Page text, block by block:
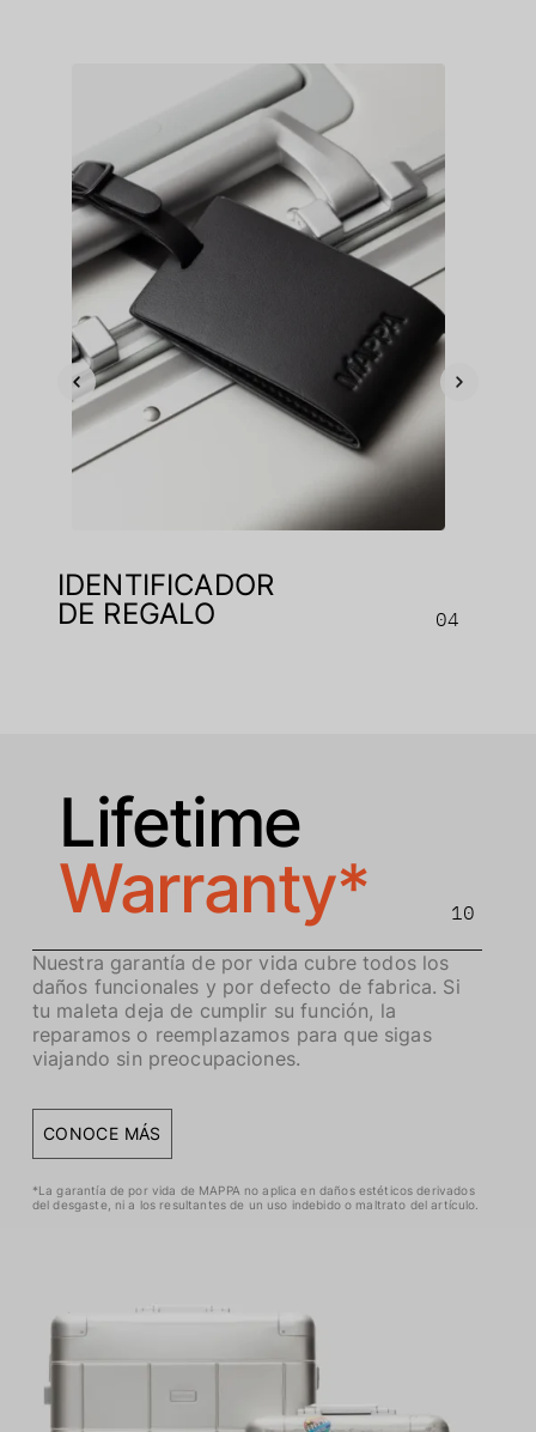
IDENTIFICADOR
DE REGALO
04
Lifetime
Warranty*
10
Nuestra garantía de por vida cubre todos los
daños funcionales y por defecto de fabrica. Si
tu maleta deja de cumplir su función, la
reparamos o reemplazamos para que sigas
viajando sin preocupaciones.
CONOCE MÁS
*La garantía de por vida de MAPPA no aplica en daños estéticos derivados
del desgaste, ni a los resultantes de un uso indebido o maltrato del artículo.